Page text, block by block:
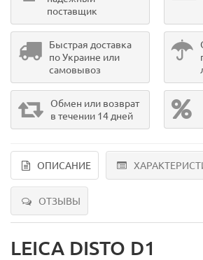
поставщик
Быстрая доставка
по Украине или
самовывоз
Обмен или возврат
в течении 14 дней
ОПИСАНИЕ
ОТЗЫВЫ
LEICA DISTO D1